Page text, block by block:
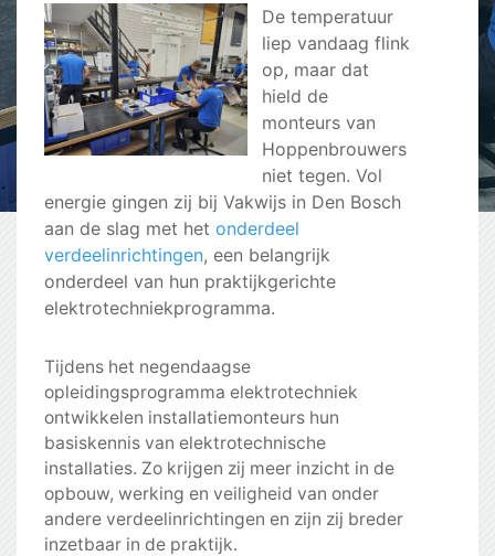
De temperatuur
liep vandaag flink
op, maar dat
hield de
monteurs van
Hoppenbrouwers
niet tegen. Vol
energie gingen zij bij Vakwijs in Den Bosch
aan de slag met het onderdeel
verdeelinrichtingen, een belangrijk
onderdeel van hun praktijkgerichte
elektrotechniekprogramma.
Tijdens het negendaagse
opleidingsprogramma elektrotechniek
ontwikkelen installatiemonteurs hun
basiskennis van elektrotechnische
installaties. Zo krijgen zij meer inzicht in de
opbouw, werking en veiligheid van onder
andere verdeelinrichtingen en zijn zij breder
inzetbaar in de praktijk.